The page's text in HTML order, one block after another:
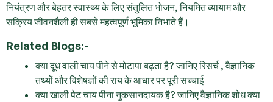
नियंत्रण और बेहतर स्वास्थ्य के लिए संतुलित भोजन, नियमित व्यायाम और
सक्रिय जीवनशैली ही सबसे महत्वपूर्ण भूमिका निभाते हैं।
Related Blogs:-
क्या दूध वाली चाय पीने से मोटापा बढ़ता है? जानिए रिसर्च , वैज्ञानिक
तथ्यों और विशेषज्ञों की राय के आधार पर पूरी सच्चाई
क्या खाली पेट चाय पीना नुकसानदायक है? जानिए वैज्ञानिक शोध क्या